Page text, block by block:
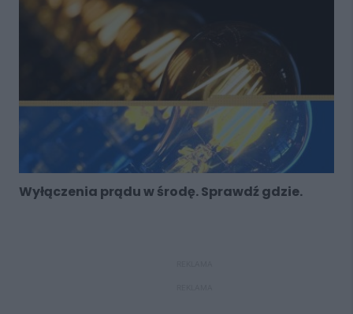
Wyłączenia prądu w środę. Sprawdź gdzie.